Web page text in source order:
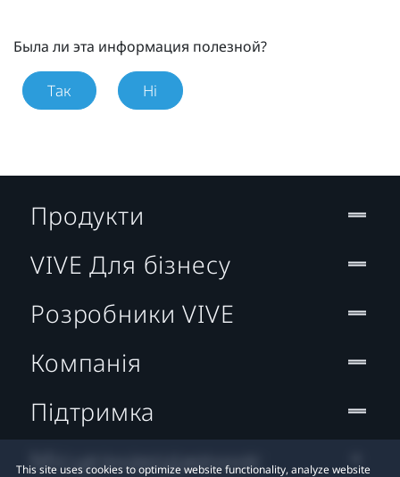
Была ли эта информация полезной?
Так Ні
This site uses cookies to optimize website functionality, analyze website
Продукти
VIVE Для бізнесу
Розробники VIVE
Компанія
Підтримка
Місцезнаходження: